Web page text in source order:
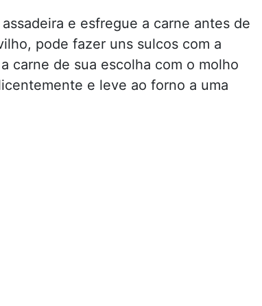
e esfregue a carne antes de
pode fazer uns sulcos com a
carne de sua escolha com o molho
e leve ao forno a uma